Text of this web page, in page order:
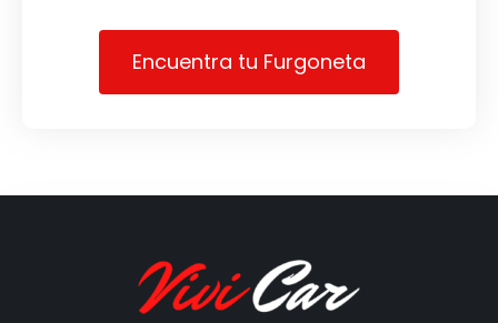
Encuentra tu Furgoneta